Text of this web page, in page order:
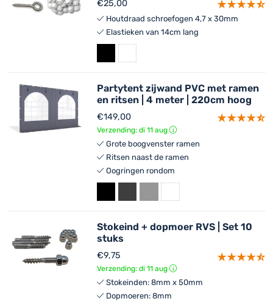
€25,00
Houtdraad schroefogen 4,7 x 30mm
Elastieken van 14cm lang
Partytent zijwand PVC met ramen
en ritsen | 4 meter | 220cm hoog
€149,00
Verzending: di 11 aug
Grote boogvenster ramen
Ritsen naast de ramen
Oogringen rondom
Stokeind + dopmoer RVS | Set 10
stuks
€9,75
Verzending: di 11 aug
Stokeinden: 8mm x 50mm
Dopmoeren: 8mm